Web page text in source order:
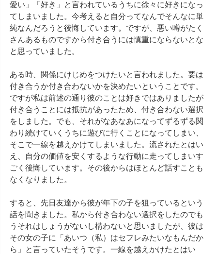
愛い」「好き」と言われているうちに徐々に好きになっ
てしまいました。今考えると自分ってなんでそんなに単
純なんだろうと後悔しています。ですが、悪い噂がたく
さんあるものですから付き合うには慎重にならないとな
と思っていました。
ある時、関係にけじめをつけたいと言われました。要は
付き合うか付き合わないかを決めたいということです。
ですが私は前述の通り彼のことは好きではありましたが
付き合うことには抵抗があったため、付き合わない選択
をしました。でも、それがなあなあになってずるずる関
わり続けていくうちに遊びに行くことになってしまい、
そこで一線を越えかけてしまいました。流されたとはい
え、自分の価値を安くするような行動に走ってしまいす
ごく後悔しています。その後からはほとんど話すことも
なくなりました。
すると、先日友達から彼が年下の子を狙っているという
話を聞きました。私から付き合わない選択をしたのでも
うそれはしょうがないし構わないと思いましたが、彼は
その女の子に「あいつ（私）はセフレみたいなもんだか
ら」と言っていたそうです。一線を越えかけたとはい